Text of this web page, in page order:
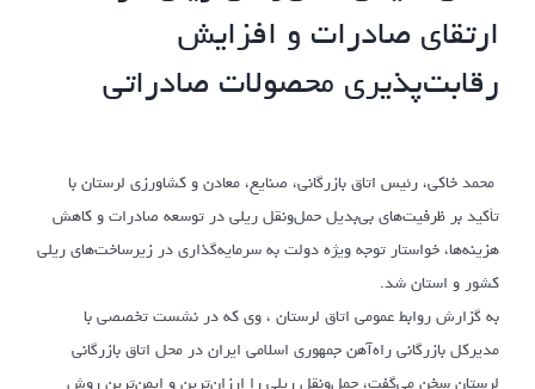
ارتقای صادرات و افزایش
رقابت‌پذیری محصولات صادراتی
محمد خاکی، رئیس اتاق بازرگانی، صنایع، معادن و کشاورزی لرستان با
تأکید بر ظرفیت‌های بی‌بدیل حمل‌ونقل ریلی در توسعه صادرات و کاهش
هزینه‌ها، خواستار توجه ویژه دولت به سرمایه‌گذاری در زیرساخت‌های ریلی
کشور و استان شد.
به گزارش روابط عمومی اتاق لرستان ، وی که در نشست تخصصی با
مدیرکل بازرگانی راه‌آهن جمهوری اسلامی ایران در محل اتاق بازرگانی